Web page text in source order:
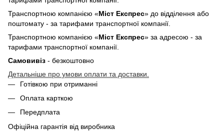
Транспортною компанією «Міст Експрес» до відділення або
поштомату - за тарифами транспортної компанії.
Транспортною компанією «Міст Експрес» за адресою - за
тарифами транспортної компанії.
Самовивіз - безкоштовно
Детальніше про умови оплати та доставки.
Готівкою при отриманні
Оплата карткою
Передплата
Офіційна гарантія від виробника